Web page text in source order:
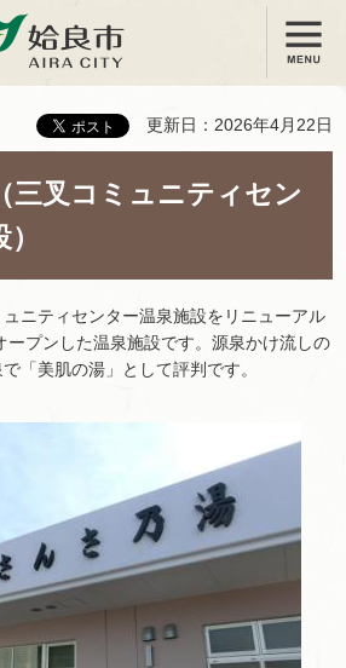
市 メニュー
更新日：2026年4月22日
三叉コミュニティセン
ニティセンター温泉施設をリニューアル
ープンした温泉施設です。源泉かけ流しの
「美肌の湯」として評判です。